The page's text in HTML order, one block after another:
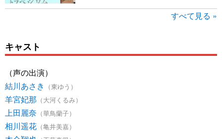
すべて見る »
キャスト
（声の出演）
結川あさき （東ゆう）
羊宮妃那 （大河くるみ）
上田麗奈 （華鳥蘭子）
相川遥花 （亀井美嘉）